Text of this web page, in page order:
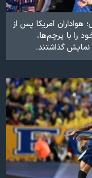
آمریکا پس از
را با پرچم‌ها،
نمایش گذاشتند.